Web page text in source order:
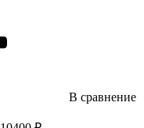
В сравнение